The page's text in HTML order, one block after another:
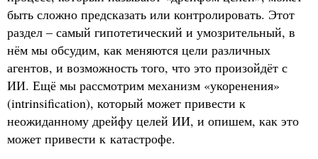
быть сложно предсказать или контролировать. Этот
раздел – самый гипотетический и умозрительный, в
нём мы обсудим, как меняются цели различных
агентов, и возможность того, что это произойдёт с
ИИ. Ещё мы рассмотрим механизм «укоренения»
(intrinsification), который может привести к
неожиданному дрейфу целей ИИ, и опишем, как это
может привести к катастрофе.